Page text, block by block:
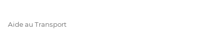
Aide au Transport